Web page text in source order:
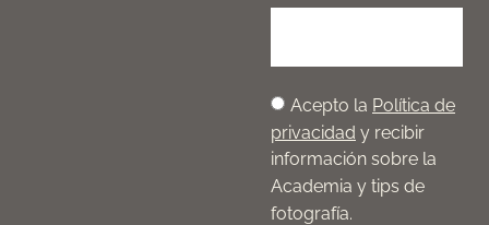
Acepto la Política de
privacidad y recibir
información sobre la
Academia y tips de
fotografía.